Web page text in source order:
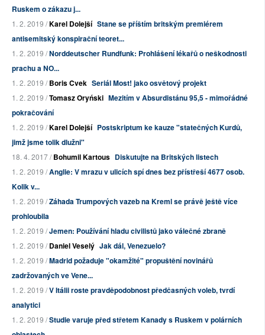
Ruskem o zákazu j...
1. 2. 2019 /Karel Dolejší Stane se příštím britským premiérem
antisemitský konspirační teoret...
1. 2. 2019 /Norddeutscher Rundfunk: Prohlášení lékařů o neškodnosti
prachu a NO...
1. 2. 2019 /Boris Cvek Seriál Most! jako osvětový projekt
1. 2. 2019 /Tomasz Oryński Mezitím v Absurdistánu 95,5 - mimořádné
pokračování
1. 2. 2019 /Karel Dolejší Postskriptum ke kauze "statečných Kurdů,
jimž jsme tolik dlužni"
18. 4. 2017 /Bohumil Kartous Diskutujte na Britských listech
1. 2. 2019 /Anglie: V mrazu v ulicích spí dnes bez přístřeší 4677 osob.
Kolik v...
1. 2. 2019 /Záhada Trumpových vazeb na Kreml se právě ještě více
prohloubila
1. 2. 2019 /Jemen: Používání hladu civilistů jako válečné zbraně
1. 2. 2019 /Daniel Veselý Jak dál, Venezuelo?
1. 2. 2019 /Madrid požaduje "okamžité" propuštění novinářů
zadržovaných ve Vene...
1. 2. 2019 /V Itálii roste pravděpodobnost předčasných voleb, tvrdí
analytici
1. 2. 2019 /Studie varuje před střetem Kanady s Ruskem v polárních